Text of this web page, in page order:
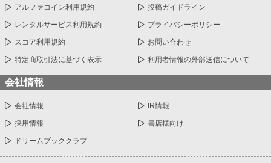
アルファコイン利用規約 投稿ガイドライン
レンタルサービス利用規約 プライバシーポリシー
スコア利用規約 お問い合わせ
特定商取引法に基づく表示 利用者情報の外部送信について
会社情報
会社情報 IR情報
採用情報 書店様向け
ドリームブッククラブ